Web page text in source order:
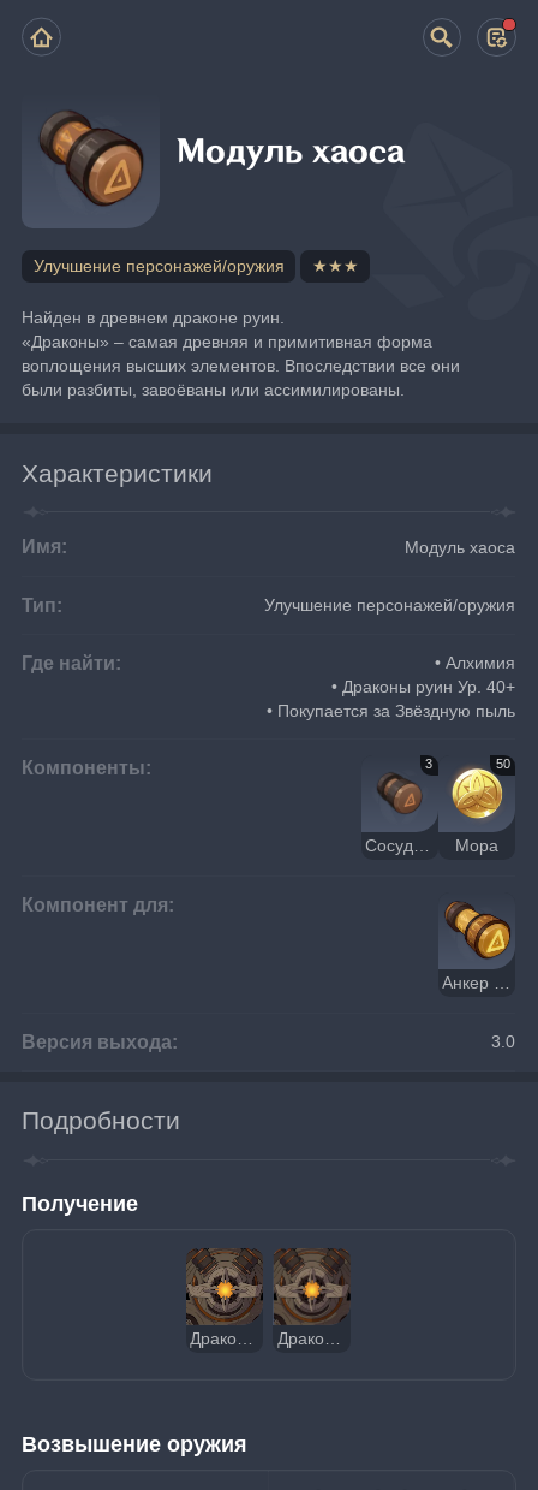
Модуль хаоса
Улучшение персонажей/оружия ★★★
Найден в древнем драконе руин.
«Драконы» – самая древняя и примитивная форма
воплощения высших элементов. Впоследствии все они
были разбиты, завоёваны или ассимилированы.
Характеристики
Имя: Модуль хаоса
Тип: Улучшение персонажей/оружия
Где найти:
• Алхимия
• Драконы руин Ур. 40+
• Покупается за Звёздную пыль
Компоненты: 3 50
Мора
Компонент для:
Версия выхода: 3.0
Подробности
Получение
Возвышение оружия